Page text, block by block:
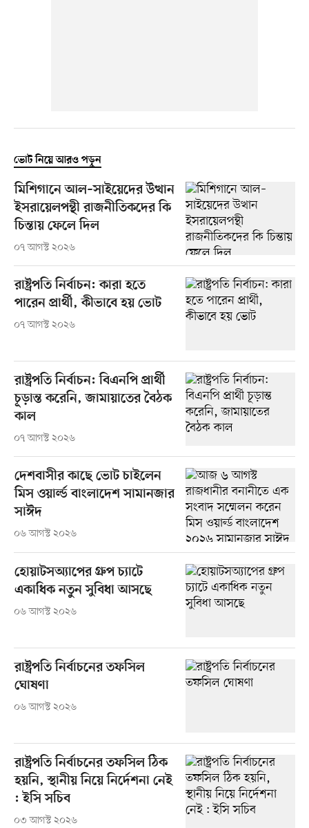
ভোট নিয়ে আরও পড়ুন
মিশিগানে আল–সাইয়েদের উত্থান
ইসরায়েলপন্থী রাজনীতিকদের কি
চিন্তায় ফেলে দিল
০৭ আগস্ট ২০২৬
রাষ্ট্রপতি নির্বাচন: কারা হতে
পারেন প্রার্থী, কীভাবে হয় ভোট
০৭ আগস্ট ২০২৬
রাষ্ট্রপতি নির্বাচন: বিএনপি প্রার্থী
চূড়ান্ত করেনি, জামায়াতের বৈঠক
কাল
০৭ আগস্ট ২০২৬
দেশবাসীর কাছে ভোট চাইলেন
মিস ওয়ার্ল্ড বাংলাদেশ সামানজার
সাঈদ
০৬ আগস্ট ২০২৬
হোয়াটসঅ্যাপের গ্রুপ চ্যাটে
একাধিক নতুন সুবিধা আসছে
০৬ আগস্ট ২০২৬
রাষ্ট্রপতি নির্বাচনের তফসিল
ঘোষণা
০৬ আগস্ট ২০২৬
রাষ্ট্রপতি নির্বাচনের তফসিল ঠিক
হয়নি, স্থানীয় নিয়ে নির্দেশনা নেই
: ইসি সচিব
০৩ আগস্ট ২০২৬